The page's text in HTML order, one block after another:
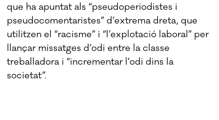
que ha apuntat als “pseudoperiodistes i
pseudocomentaristes” d’extrema dreta, que
utilitzen el “racisme” i “l’explotació laboral” per
llançar missatges d’odi entre la classe
treballadora i “incrementar l’odi dins la
societat”.